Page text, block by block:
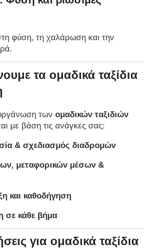
φύση, τη χαλάρωση και την
τα ομαδικά ταξίδια
των ομαδικών ταξιδιών
με βάση τις ανάγκες σας:
& σχεδιασμός διαδρομών
μεταφορικών μέσων &
και καθοδήγηση
σε κάθε βήμα
για ομαδικά ταξίδια